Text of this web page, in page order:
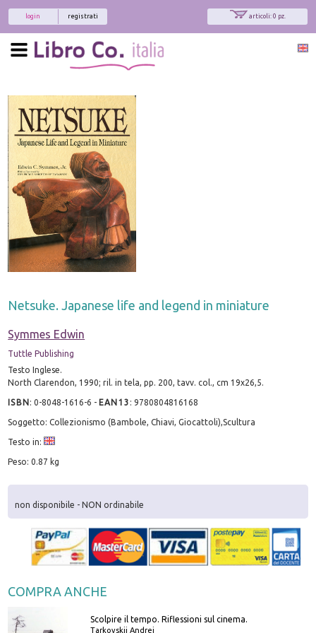
articoli: 0 pz.
registrati
login
Netsuke. Japanese life and legend in miniature
Symmes Edwin
Tuttle Publishing
Testo Inglese.
North Clarendon, 1990; ril. in tela, pp. 200, tavv. col., cm 19x26,5.
ISBN:0-8048-1616-6 - EAN13 :9780804816168
Soggetto: Collezionismo (Bambole, Chiavi, Giocattoli),Scultura
Testo in:
Peso: 0.87 kg
non disponibile - NON ordinabile
COMPRA ANCHE
Scolpire il tempo. Riflessioni sul cinema.
Tarkovskij Andrej